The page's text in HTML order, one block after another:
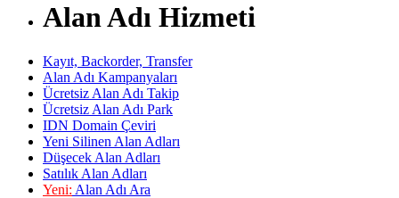
Alan Adı Hizmeti
Kayıt, Backorder, Transfer
Alan Adı Kampanyaları
Ücretsiz Alan Adı Takip
Ücretsiz Alan Adı Park
IDN Domain Çeviri
Yeni Silinen Alan Adları
Düşecek Alan Adları
Satılık Alan Adları
Yeni: Alan Adı Ara